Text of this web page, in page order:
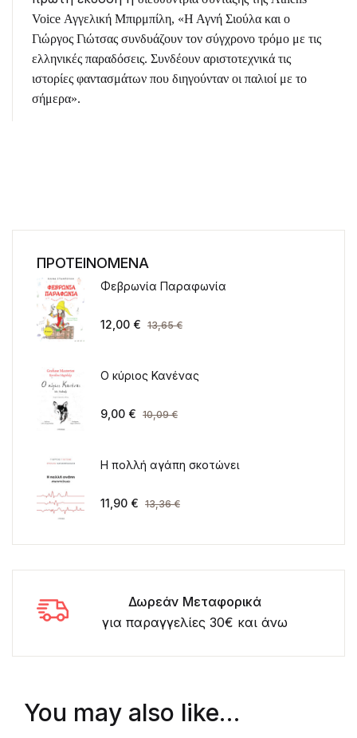
Voice Αγγελική Μπιρμπίλη, «Η Αγνή Σιούλα και ο
Γιώργος Γιώτσας συνδυάζουν τον σύγχρονο τρόμο με τις
ελληνικές παραδόσεις. Συνδέουν αριστοτεχνικά τις
ιστορίες φαντασμάτων που διηγούνταν οι παλιοί με το
σήμερα».
ΠΡΟΤΕΙΝΟΜΕΝΑ
Φεβρωνία Παραφωνία
12,00 € 13,65€
Ο κύριος Κανένας
9,00 € 10,09€
Η πολλή αγάπη σκοτώνει
11,90 € 13,36€
Δωρεάν Μεταφορικά
για παραγγελίες 30€ και άνω
You may also like…